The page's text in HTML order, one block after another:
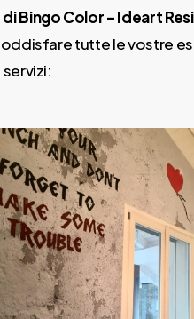
Bingo Color – Ideart
tutte le vostre